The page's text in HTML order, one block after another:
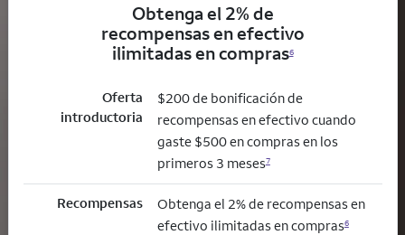
Obtenga el 2% de
recompensas en efectivo
ilimitadas en compras6
Oferta
introductoria
$200 de bonificación de
recompensas en efectivo cuando
gaste $500 en compras en los
primeros 3 meses7
Recompensas
Obtenga el 2% de recompensas en
efectivo ilimitadas en compras6